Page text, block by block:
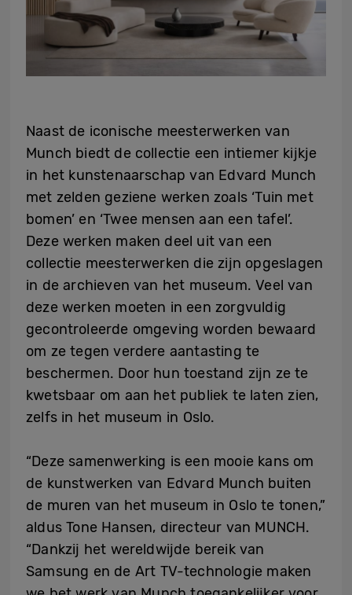
Naast de iconische meesterwerken van
Munch biedt de collectie een intiemer kijkje
in het kunstenaarschap van Edvard Munch
met zelden geziene werken zoals ‘Tuin met
bomen’ en ‘Twee mensen aan een tafel’.
Deze werken maken deel uit van een
collectie meesterwerken die zijn opgeslagen
in de archieven van het museum. Veel van
deze werken moeten in een zorgvuldig
gecontroleerde omgeving worden bewaard
om ze tegen verdere aantasting te
beschermen. Door hun toestand zijn ze te
kwetsbaar om aan het publiek te laten zien,
zelfs in het museum in Oslo.
“Deze samenwerking is een mooie kans om
de kunstwerken van Edvard Munch buiten
de muren van het museum in Oslo te tonen,”
aldus Tone Hansen, directeur van MUNCH.
“Dankzij het wereldwijde bereik van
Samsung en de Art TV-technologie maken